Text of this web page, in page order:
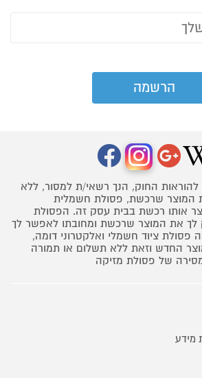
החוק, הנך רשאי/ת למסור, ללא
המוצר שרכשת, פסולת חשמלית
אותו רכשת בבית עסק זה. הפסולת
לך את המוצר שרכשת ומחובתו לאפשר לך
ציוד חשמלי ואלקטרוני דומה,
החדש וזאת ללא תשלום או תמורה
של פסולת מזיקה
מידע